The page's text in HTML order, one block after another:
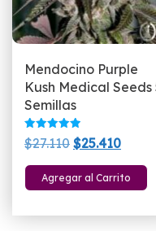
Mendocino Purple
Kush Medical Seeds
Semillas
Valorado
con
de 5
$27.110 El
precio
original
$25.410El
precio
actual
Agregar al Carrito